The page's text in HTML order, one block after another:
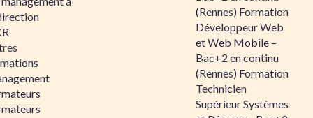
(Rennes) Formation
Développeur Web
et Web Mobile –
Bac+2 en continu
(Rennes) Formation
Technicien
Supérieur Systèmes